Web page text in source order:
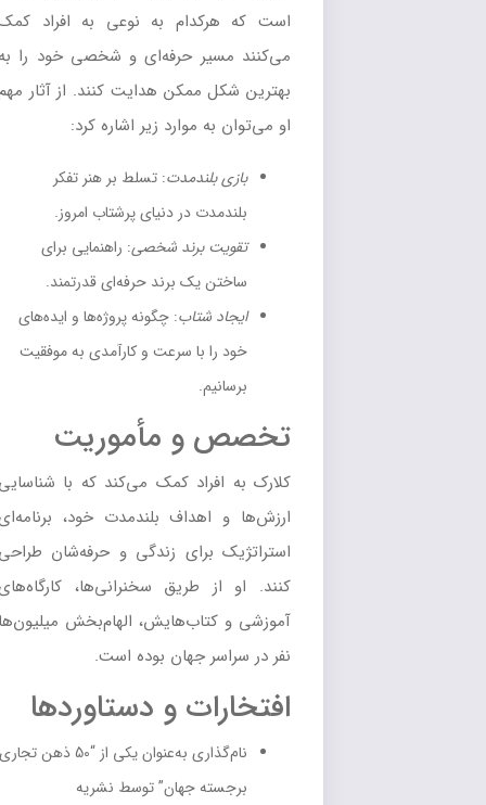
است که هرکدام به نوعی به افراد کمک
می‌کنند مسیر حرفه‌ای و شخصی خود را به
بهترین شکل ممکن هدایت کنند. از آثار مهم
او می‌توان به موارد زیر اشاره کرد:
بازی بلندمدت: تسلط بر هنر تفکر
بلندمدت در دنیای پرشتاب امروز.
تقویت برند شخصی : راهنمایی برای
ساختن یک برند حرفه‌ای قدرتمند.
ایجاد شتاب: چگونه پروژه‌ها و ایده‌های
خود را با سرعت و کارآمدی به موفقیت
تخصص و مأموریت
کلارک به افراد کمک می‌کند که با شناسایی
ارزش‌ها و اهداف بلندمدت خود، برنامه‌ای
استراتژیک برای زندگی و حرفه‌شان طراحی
کنند. او از طریق سخنرانی‌ها، کارگاه‌های
آموزشی و کتاب‌هایش، الهام‌بخش میلیون‌ها
نفر در سراسر جهان بوده است.
افتخارات و دستاوردها
نام‌گذاری به‌عنوان یکی از “50 ذهن تجاری
برجسته جهان” توسط نشریه